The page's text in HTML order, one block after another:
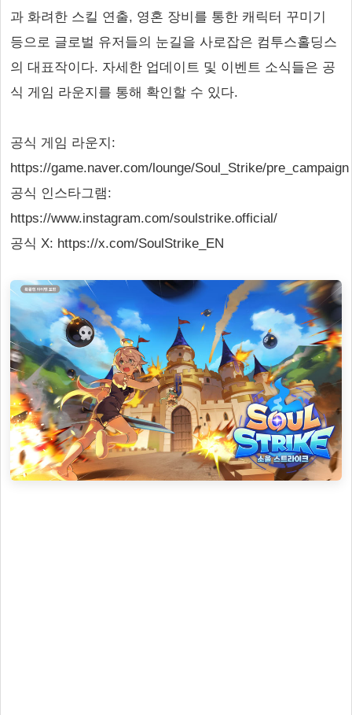
과 화려한 스킬 연출, 영혼 장비를 통한 캐릭터 꾸미기
등으로 글로벌 유저들의 눈길을 사로잡은 컴투스홀딩스
의 대표작이다. 자세한 업데이트 및 이벤트 소식들은 공
식 게임 라운지를 통해 확인할 수 있다.
공식 게임 라운지:
https://game.naver.com/lounge/Soul_Strike/pre_campaign
공식 인스타그램:
https://www.instagram.com/soulstrike.official/
공식 X: https://x.com/SoulStrike_EN